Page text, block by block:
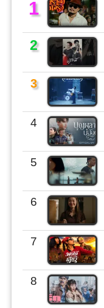
1
2
3
4
5
6
7
8